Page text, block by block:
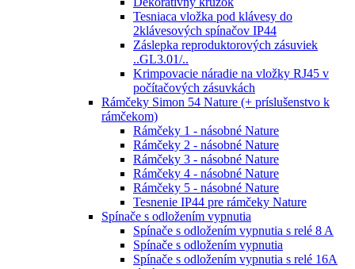
Tesniaca vložka pod klávesy do
2klávesových spínačov IP44
Záslepka reproduktorových zásuviek
..GL3.01/..
Krimpovacie náradie na vložky RJ45 v
počítačových zásuvkách
Rámčeky Simon 54 Nature (+ príslušenstvo k
rámčekom)
Rámčeky 1 - násobné Nature
Rámčeky 2 - násobné Nature
Rámčeky 3 - násobné Nature
Rámčeky 4 - násobné Nature
Rámčeky 5 - násobné Nature
Tesnenie IP44 pre rámčeky Nature
Spínače s odložením vypnutia
Spínače s odložením vypnutia s relé 8 A
Spínače s odložením vypnutia
Spínače s odložením vypnutia s relé 16A